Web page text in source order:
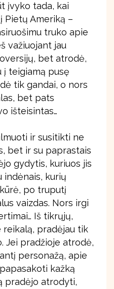
įvyko tada, kai
Pietų Ameriką –
truko apie
važiuojant jau
bet atrodė,
į teigiamą pusę
tik gandai, o nors
bet pats
išteisintas…
ir susitikti ne
bet ir su paprastais
gydytis, kuriuos jis
indėnais, kurių
po truputį
vaizdas. Nors irgi
Iš tikrųjų,
reikalą, pradėjau tik
Jei pradžioje atrodė,
personažą, apie
kažką
pradėjo atrodyti,